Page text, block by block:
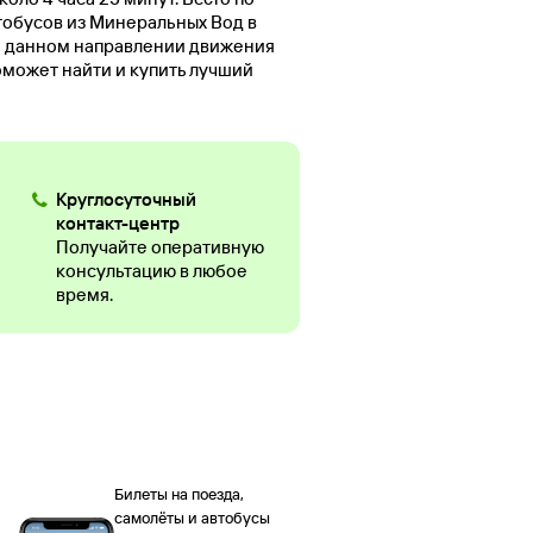
из Минеральных Вод в
данном направлении движения
найти и купить лучший
Круглосуточный
контакт-центр
Получайте оперативную
консультацию в любое
время.
Билеты на поезда,
самолёты и автобусы